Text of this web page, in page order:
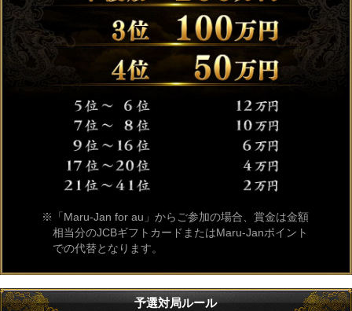
「Maru-Jan for au」からご参加の場合、賞金は金額
相当分のJCBギフトカードまたはMaru-Janポイント
での代替となります。
予選対局ルール